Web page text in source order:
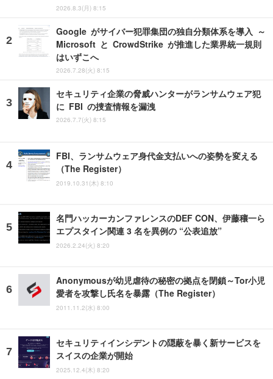
2026.8.3(月) 8:15
Google がサイバー犯罪集団の独自分類体系を導入 ～
Microsoft と CrowdStrike が推進した業界統一規則
はいずこへ
2026.7.28(火) 8:15
セキュリティ企業の脅威ハンターがランサムウェア犯
に FBI の捜査情報を漏洩
2026.7.7(火) 8:15
FBI、ランサムウェア身代金支払いへの姿勢を変える
（The Register）
2019.10.31(木) 8:10
名門ハッカーカンファレンスのDEF CON、伊藤穰一ら
エプスタイン関連 3 名を異例の “公表追放”
2026.2.24(火) 8:20
Anonymousが幼児虐待の秘密の拠点を閉鎖～Tor小児
愛者を攻撃し氏名を暴露（The Register）
2011.11.2(水) 8:00
セキュリティインシデントの隠蔽を暴く新サービスを
スイスの企業が開始
2025.12.4(木) 8:20